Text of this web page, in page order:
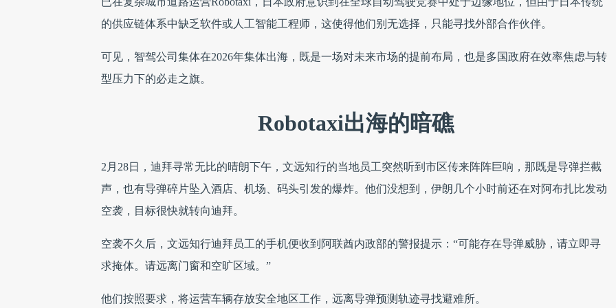
的供应链体系中缺乏软件或人工智能工程师，这使得他们别无选择，只能寻找外部合作伙伴。
可见，智驾公司集体在2026年集体出海，既是一场对未来市场的提前布局，也是多国政府在效率焦虑与转
型压力下的必走之旗。
Robotaxi出海的暗礁
2月28日，迪拜寻常无比的晴朗下午，文远知行的当地员工突然听到市区传来阵阵巨响，那既是导弹拦截
声，也有导弹碎片坠入酒店、机场、码头引发的爆炸。他们没想到，伊朗几个小时前还在对阿布扎比发动
空袭，目标很快就转向迪拜。
空袭不久后，文远知行迪拜员工的手机便收到阿联酋内政部的警报提示：“可能存在导弹威胁，请立即寻
求掩体。请远离门窗和空旷区域。”
他们按照要求，将运营车辆存放安全地区工作，远离导弹预测轨迹寻找避难所。